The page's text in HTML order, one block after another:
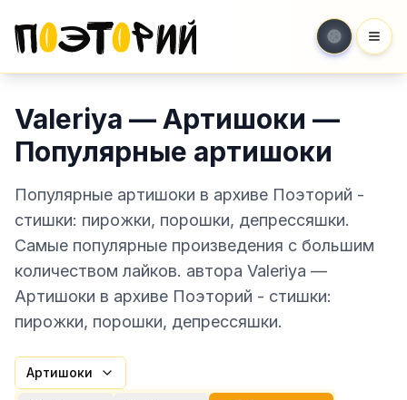
Valeriya — Артишоки —
Популярные артишоки
Популярные артишоки в архиве Поэторий -
стишки: пирожки, порошки, депрессяшки.
Самые популярные произведения с большим
количеством лайков. автора Valeriya —
Артишоки в архиве Поэторий - стишки:
пирожки, порошки, депрессяшки.
Артишоки